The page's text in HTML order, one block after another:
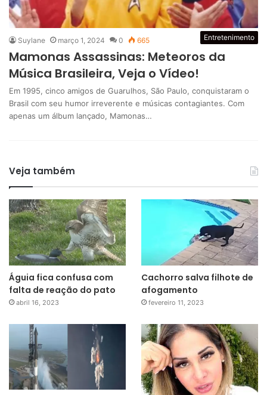
Entretenimento
Suylane março 1, 2024 0 665
Mamonas Assassinas: Meteoros da
Música Brasileira, Veja o Vídeo!
Em 1995, cinco amigos de Guarulhos, São Paulo, conquistaram o
Brasil com seu humor irreverente e músicas contagiantes. Com
apenas um álbum lançado, Mamonas…
Veja também
Águia fica confusa com
falta de reação do pato
abril 16, 2023
Cachorro salva filhote de
afogamento
fevereiro 11, 2023